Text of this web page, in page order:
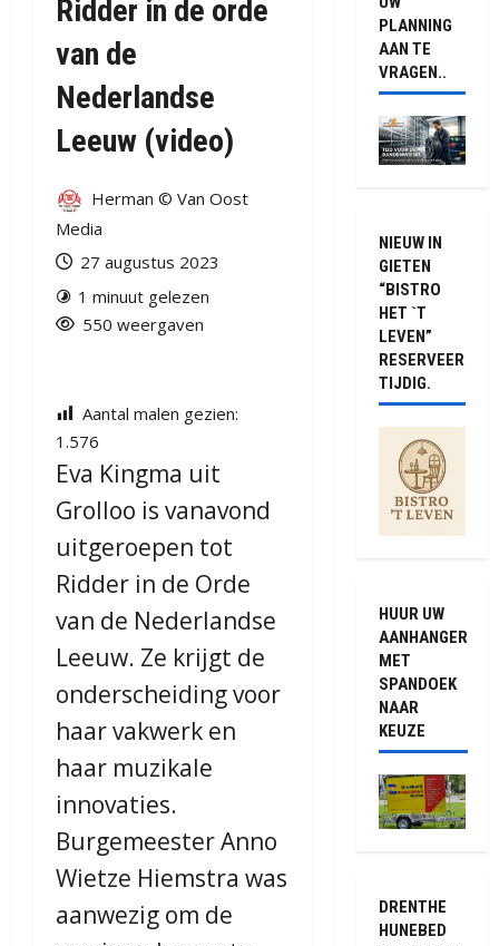
Ridder in de orde
van de
Nederlandse
Leeuw (video)
Herman © Van Oost
Media
27 augustus 2023
1 minuut gelezen
550 weergaven
Aantal malen gezien:
1.576
Eva Kingma uit
Grolloo is vanavond
uitgeroepen tot
Ridder in de Orde
van de Nederlandse
Leeuw. Ze krijgt de
onderscheiding voor
haar vakwerk en
haar muzikale
innovaties.
Burgemeester Anno
Wietze Hiemstra was
aanwezig om de
PLANNING
AAN TE
VRAGEN..
NIEUW IN
GIETEN
“BISTRO
HET `T
LEVEN”
RESERVEER
TIJDIG.
HUUR UW
AANHANGER
MET
SPANDOEK
NAAR
KEUZE
DRENTHE
HUNEBED